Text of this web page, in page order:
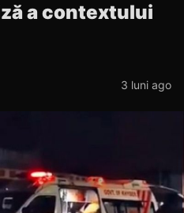
a contextului
3 luni ago